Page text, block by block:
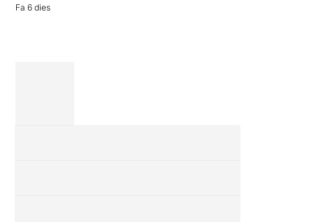
Fa 6 dies